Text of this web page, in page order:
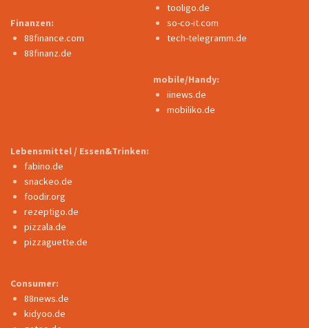
Finanzen:
88finance.com
88finanz.de
tooligo.de
so-co-it.com
tech-telegramm.de
mobile/Handy:
iinews.de
mobiliko.de
Lebensmittel / Essen&Trinken:
fabino.de
snackeo.de
foodir.org
rezeptigo.de
pizzala.de
pizzaguette.de
Consumer:
88news.de
kidyoo.de